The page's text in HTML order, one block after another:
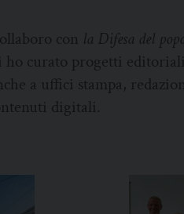
con la Difesa del
curato progetti
a uffici stampa,
digitali.